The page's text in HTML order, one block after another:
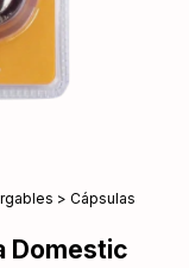
> Cápsulas
Domestic